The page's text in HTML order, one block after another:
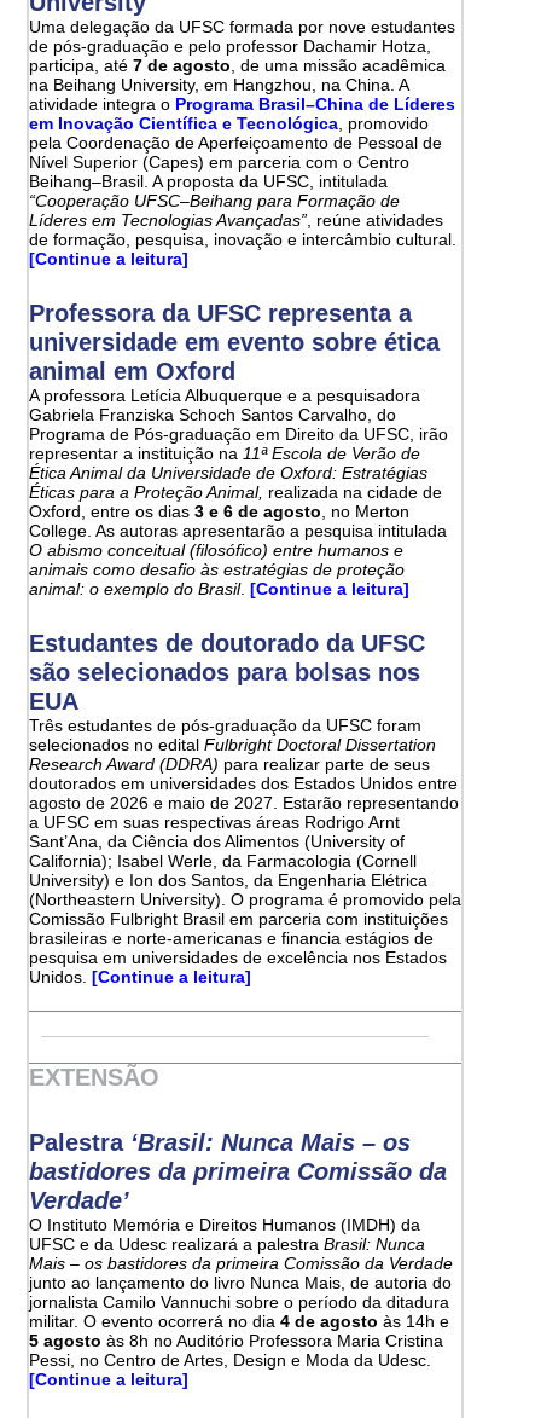
Uma delegação da UFSC formada por nove estudantes
de pós-graduação e pelo professor Dachamir Hotza,
participa, até7 de agosto , de uma missão acadêmica
na Beihang University, em Hangzhou, na China. A
atividade integra o Programa Brasil–China de Líderes
em Inovação Científica e Tecnológica , promovido
pela Coordenação de Aperfeiçoamento de Pessoal de
Nível Superior (Capes) em parceria com o Centro
Beihang–Brasil. A proposta da UFSC, intitulada
“Cooperação UFSC–Beihang para Formação de
Líderes em Tecnologias Avançadas” , reúne atividades
de formação, pesquisa, inovação e intercâmbio cultural.
[Continue a leitura]
Professora da UFSC representa a
universidade em evento sobre ética
animal em Oxford
A professora Letícia Albuquerque e a pesquisadora
Gabriela Franziska Schoch Santos Carvalho, do
Programa de Pós-graduação em Direito da UFSC, irão
representar a instituição na 11ª Escola de Verão de
Ética Animal da Universidade de Oxford: Estratégias
Éticas para a Proteção Animal, realizada na cidade de
Oxford, entre os dias3 e 6 de agosto , no Merton
College. As autoras apresentarão a pesquisa intitulada
O abismo conceitual (filosófico) entre humanos e
animais como desafio às estratégias de proteção
animal: o exemplo do Brasil. [Continue a leitura]
Estudantes de doutorado da UFSC
são selecionados para bolsas nos
EUA
Três estudantes de pós-graduação da UFSC foram
selecionados no editalFulbright Doctoral Dissertation
Research Award (DDRA) para realizar parte de seus
doutorados em universidades dos Estados Unidos entre
agosto de 2026 e maio de 2027. Estarão representando
a UFSC em suas respectivas áreas Rodrigo Arnt
Sant’Ana, da Ciência dos Alimentos (University of
California); Isabel Werle, da Farmacologia (Cornell
University) e Ion dos Santos, da Engenharia Elétrica
(Northeastern University). O programa é promovido pela
Comissão Fulbright Brasil em parceria com instituições
brasileiras e norte-americanas e financia estágios de
pesquisa em universidades de excelência nos Estados
Unidos. [Continue a leitura]
EXTENSÃO
Palestra ‘Brasil: Nunca Mais – os
bastidores da primeira Comissão da
Verdade’
O Instituto Memória e Direitos Humanos (IMDH) da
UFSC e da Udesc realizará a palestraBrasil: Nunca
Mais – os bastidores da primeira Comissão da Verdade
junto ao lançamento do livro Nunca Mais, de autoria do
jornalista Camilo Vannuchi sobre o período da ditadura
militar. O evento ocorrerá no dia4 de agosto às 14h e
5 agosto às 8h no Auditório Professora Maria Cristina
Pessi, no Centro de Artes, Design e Moda da Udesc.
[Continue a leitura]